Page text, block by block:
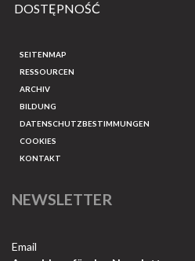
DOSTĘPNOŚĆ
SEITENMAP
RESSOURCEN
ARCHIV
BILDUNG
DATENSCHUTZBESTIMMUNGEN
COOKIES
KONTAKT
NEWSLETTER
Email